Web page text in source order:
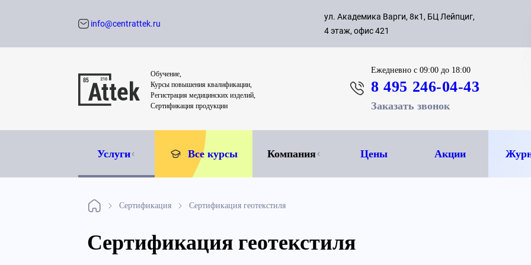
с 09:00
8 495
info@centrattek.ru
ул. Академика Варги, 8к1, БЦ Лейпциг,
4 этаж, офис 421
Обучение,
Курсы повышения квалификации,
Регистрация медицинских изделий,
Сертификация продукции
Ежедневнос 09:00 до 18:00
8 495 246-04-43
Заказать звонок
Услуги Все курсы Компания Цены Акции
Сертификация Сертификация геотекстиля
Сертификация геотекстиля